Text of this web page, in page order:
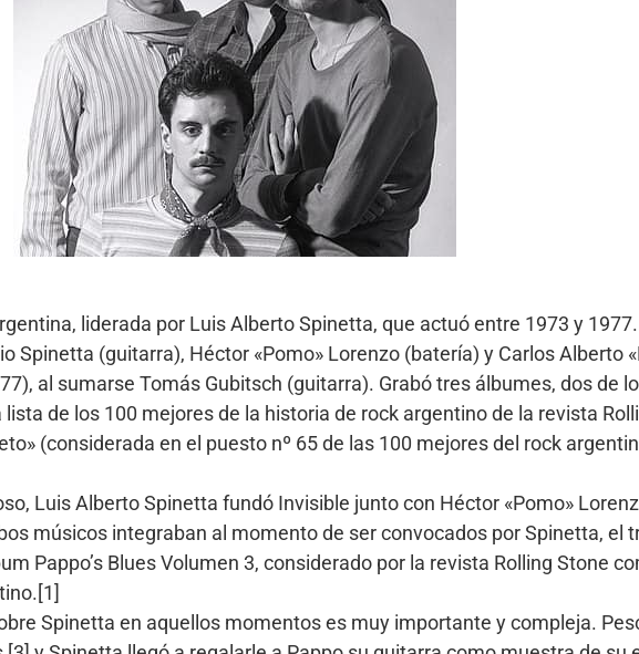
liderada por Luis Alberto Spinetta, que actuó entre 1973 y
Spinetta (guitarra), Héctor «Pomo» Lorenzo (batería) y Carlos Alberto
al sumarse Tomás Gubitsch (guitarra). Grabó tres álbumes, dos de
de los 100 mejores de la historia de rock argentino de la revista
(considerada en el puesto nº 65 de las 100 mejores del rock
Luis Alberto Spinetta fundó Invisible junto con Héctor «Pomo»
músicos integraban al momento de ser convocados por Spinetta, el
Pappo’s Blues Volumen 3, considerado por la revista Rolling Stone
Spinetta en aquellos momentos es muy importante y compleja.